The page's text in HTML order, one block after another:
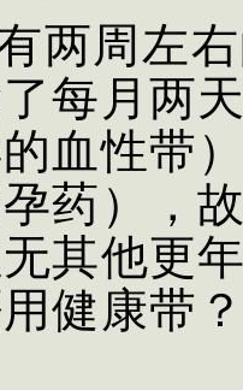
两周左
每月两
血性带
药），
其他更
健康带